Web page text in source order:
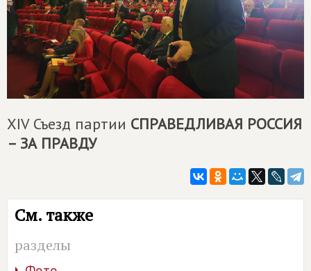
XIV Съезд партии СПРАВЕДЛИВАЯ РОССИЯ
– ЗА ПРАВДУ
См. также
разделы